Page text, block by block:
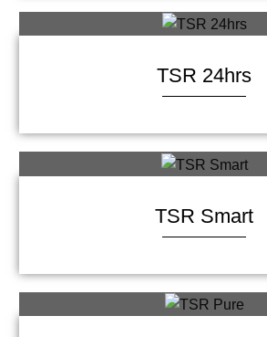
TSR 24hrs
TSR Smart